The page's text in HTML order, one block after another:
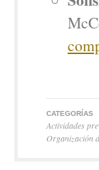
CATEGORÍAS
Actividades
Organización